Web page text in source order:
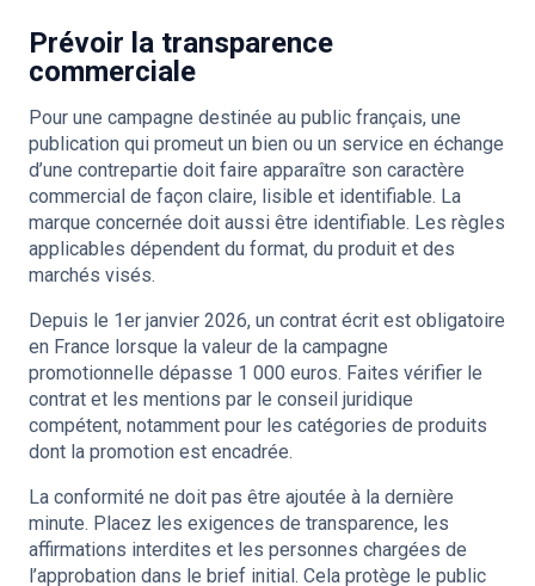
Prévoir la transparence
commerciale
Pour une campagne destinée au public français, une
publication qui promeut un bien ou un service en échange
d’une contrepartie doit faire apparaître son caractère
commercial de façon claire, lisible et identifiable. La
marque concernée doit aussi être identifiable. Les règles
applicables dépendent du format, du produit et des
marchés visés.
Depuis le 1er janvier 2026, un contrat écrit est obligatoire
en France lorsque la valeur de la campagne
promotionnelle dépasse 1 000 euros. Faites vérifier le
contrat et les mentions par le conseil juridique
compétent, notamment pour les catégories de produits
dont la promotion est encadrée.
La conformité ne doit pas être ajoutée à la dernière
minute. Placez les exigences de transparence, les
affirmations interdites et les personnes chargées de
l’approbation dans le brief initial. Cela protège le public